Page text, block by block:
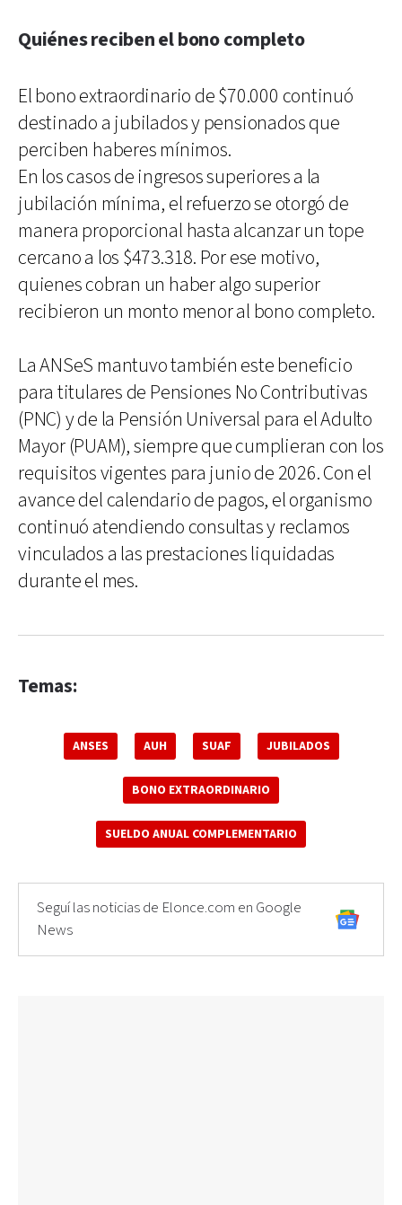
Quiénes reciben el bono completo
El bono extraordinario de $70.000 continuó
destinado a jubilados y pensionados que
perciben haberes mínimos.
En los casos de ingresos superiores a la
jubilación mínima, el refuerzo se otorgó de
manera proporcional hasta alcanzar un tope
cercano a los $473.318. Por ese motivo,
quienes cobran un haber algo superior
recibieron un monto menor al bono completo.
La ANSeS mantuvo también este beneficio
para titulares de Pensiones No Contributivas
(PNC) y de la Pensión Universal para el Adulto
Mayor (PUAM), siempre que cumplieran con los
requisitos vigentes para junio de 2026. Con el
avance del calendario de pagos, el organismo
continuó atendiendo consultas y reclamos
vinculados a las prestaciones liquidadas
durante el mes.
Temas:
ANSES AUH SUAF JUBILADOS
BONO EXTRAORDINARIO
SUELDO ANUAL COMPLEMENTARIO
Seguí las noticias de Elonce.com en Google
News